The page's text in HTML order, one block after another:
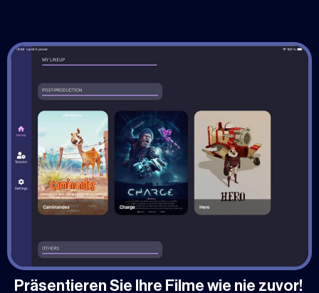
Präsentieren Sie Ihre Filme wie nie zuvor!